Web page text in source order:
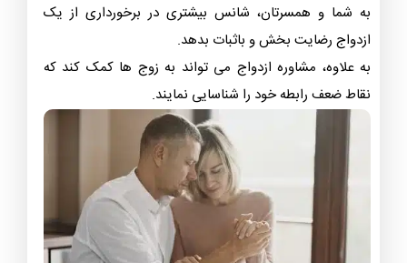
به شما و همسرتان، شانس بیشتری در برخورداری از یک
ازدواج رضایت بخش و باثبات بدهد.
به علاوه، مشاوره ازدواج می تواند به زوج ها کمک کند که
نقاط ضعف رابطه خود را شناسایی نمایند.